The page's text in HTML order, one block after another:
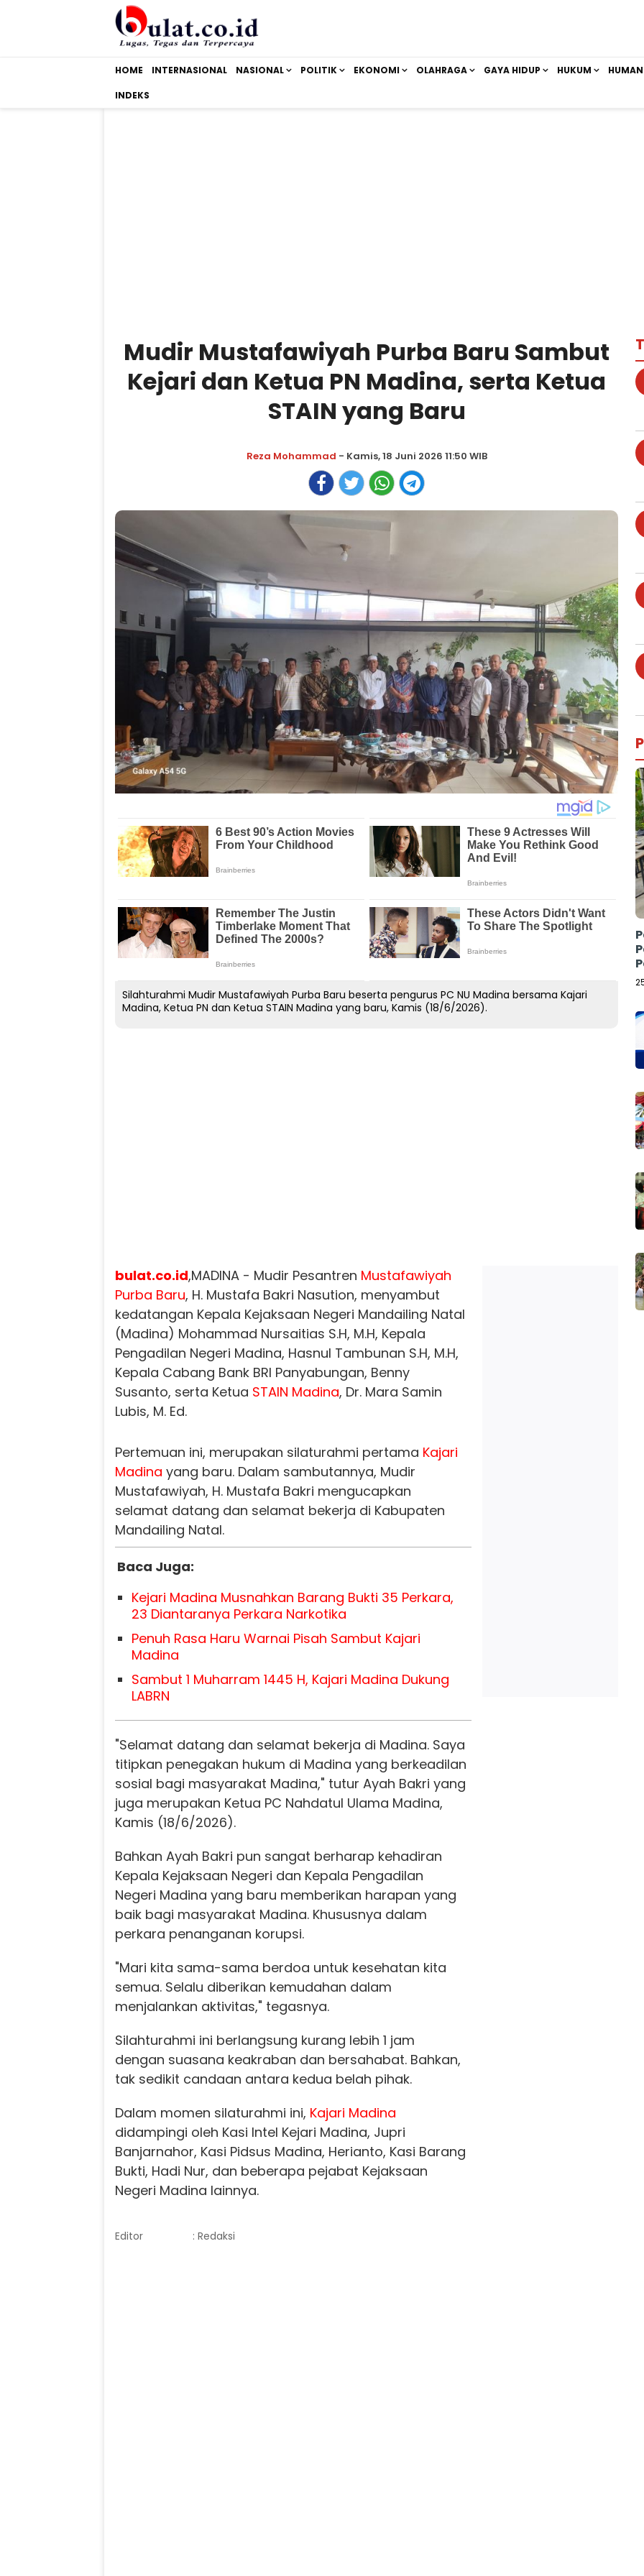
HOME INTERNASIONAL NASIONAL POLITIK EKONOMI OLAHRAGA GAYA HIDUP HUKUM
INDEKS
Mudir Mustafawiyah Purba Baru Sambut
Kejari dan Ketua PN Madina, serta Ketua
STAIN yang Baru
Reza Mohammad - Kamis, 18 Juni 2026 11:50 WIB
Silahturahmi Mudir Mustafawiyah Purba Baru beserta pengurus PC NU Madina bersama Kajari
Madina, Ketua PN dan Ketua STAIN Madina yang baru, Kamis (18/6/2026).
bulat.co.id,MADINA - Mudir Pesantren Mustafawiyah
Purba Baru, H. Mustafa Bakri Nasution, menyambut
kedatangan Kepala Kejaksaan Negeri Mandailing Natal
(Madina) Mohammad Nursaitias S.H, M.H, Kepala
Pengadilan Negeri Madina, Hasnul Tambunan S.H, M.H,
Kepala Cabang Bank BRI Panyabungan, Benny
Susanto, serta Ketua STAIN Madina, Dr. Mara Samin
Lubis, M. Ed.
Pertemuan ini, merupakan silaturahmi pertama Kajari
Madina yang baru. Dalam sambutannya, Mudir
Mustafawiyah, H. Mustafa Bakri mengucapkan
selamat datang dan selamat bekerja di Kabupaten
Mandailing Natal.
Baca Juga:
Kejari Madina Musnahkan Barang Bukti 35 Perkara,
23 Diantaranya Perkara Narkotika
Penuh Rasa Haru Warnai Pisah Sambut Kajari
Madina
Sambut 1 Muharram 1445 H, Kajari Madina Dukung
LABRN
"Selamat datang dan selamat bekerja di Madina. Saya
titipkan penegakan hukum di Madina yang berkeadilan
sosial bagi masyarakat Madina," tutur Ayah Bakri yang
juga merupakan Ketua PC Nahdatul Ulama Madina,
Kamis (18/6/2026).
Bahkan Ayah Bakri pun sangat berharap kehadiran
Kepala Kejaksaan Negeri dan Kepala Pengadilan
Negeri Madina yang baru memberikan harapan yang
baik bagi masyarakat Madina. Khususnya dalam
perkara penanganan korupsi.
"Mari kita sama-sama berdoa untuk kesehatan kita
semua. Selalu diberikan kemudahan dalam
menjalankan aktivitas," tegasnya.
Silahturahmi ini berlangsung kurang lebih 1 jam
dengan suasana keakraban dan bersahabat. Bahkan,
tak sedikit candaan antara kedua belah pihak.
Dalam momen silaturahmi ini, Kajari Madina
didampingi oleh Kasi Intel Kejari Madina, Jupri
Banjarnahor, Kasi Pidsus Madina, Herianto, Kasi Barang
Bukti, Hadi Nur, dan beberapa pejabat Kejaksaan
Negeri Madina lainnya.
Editor : Redaksi